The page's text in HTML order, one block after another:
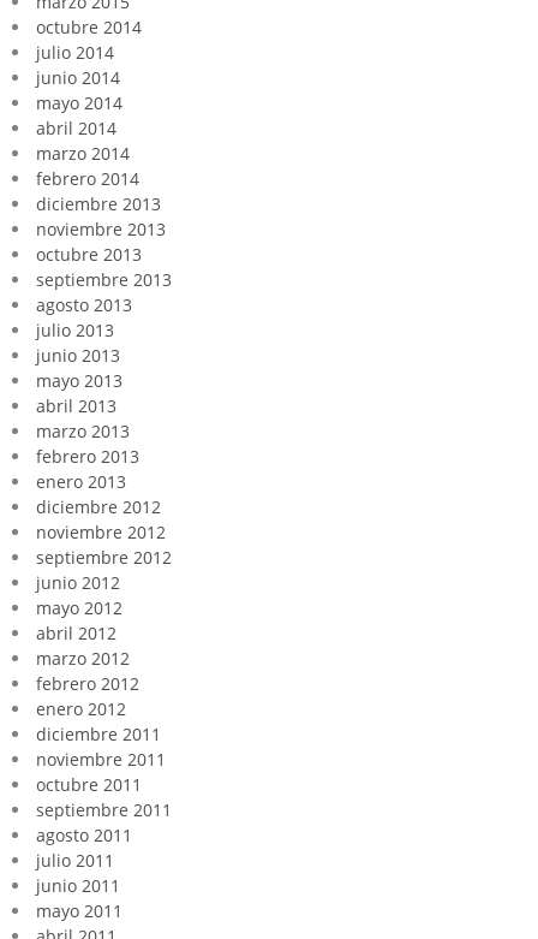
octubre 2014
julio 2014
junio 2014
mayo 2014
abril 2014
marzo 2014
febrero 2014
diciembre 2013
noviembre 2013
octubre 2013
septiembre 2013
agosto 2013
julio 2013
junio 2013
mayo 2013
abril 2013
marzo 2013
febrero 2013
enero 2013
diciembre 2012
noviembre 2012
septiembre 2012
junio 2012
mayo 2012
abril 2012
marzo 2012
febrero 2012
enero 2012
diciembre 2011
noviembre 2011
octubre 2011
septiembre 2011
agosto 2011
julio 2011
junio 2011
mayo 2011